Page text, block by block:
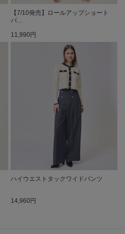
【7/10発売】ロールアップショート
パ…
11,990円
ハイウエストタックワイドパンツ
14,960円